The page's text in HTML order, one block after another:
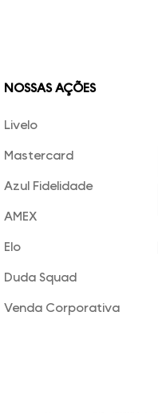
NOSSAS AÇÕES
Livelo
Mastercard
Azul Fidelidade
AMEX
Elo
Duda Squad
Venda Corporativa